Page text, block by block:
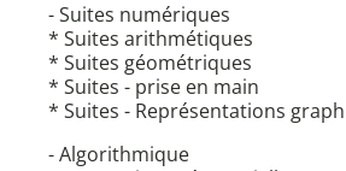
- Suites numériques
* Suites arithmétiques
* Suites géométriques
* Suites - prise en main
* Suites - Représentations
- Algorithmique